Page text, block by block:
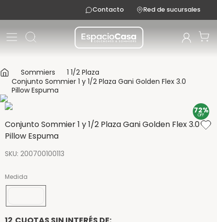
Contacto Red de sucursales
Sommiers
1 1/2 Plaza
Conjunto Sommier 1 y 1/2 Plaza Gani Golden Flex 3.0
Pillow Espuma
72%
OFF
Conjunto Sommier 1 y 1/2 Plaza Gani Golden Flex 3.0
Pillow Espuma
SKU: 200700100113
Medida